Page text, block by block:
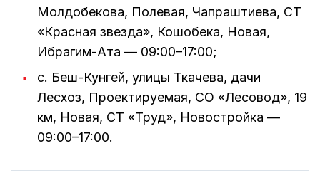
Молдобекова, Полевая, Чапраштиева, СТ
«Красная звезда», Кошобека, Новая,
Ибрагим-Ата — 09:00–17:00;
с. Беш-Кунгей, улицы Ткачева, дачи
Лесхоз, Проектируемая, СО «Лесовод», 19
км, Новая, СТ «Труд», Новостройка —
09:00–17:00.